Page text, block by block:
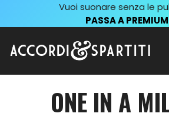
Vuoi suonare senza le
PASSA A PREMIUM
ONE IN A